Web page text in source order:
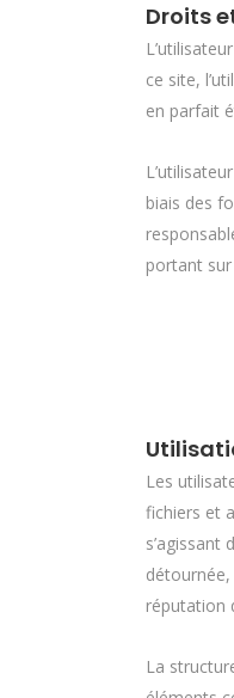
Droits
ce site,
en parfait
biais des
portant
Les
fichiers et
réputation
La